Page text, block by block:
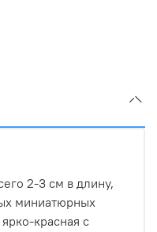
2-3 см в длину,
миниатюрных
красная с